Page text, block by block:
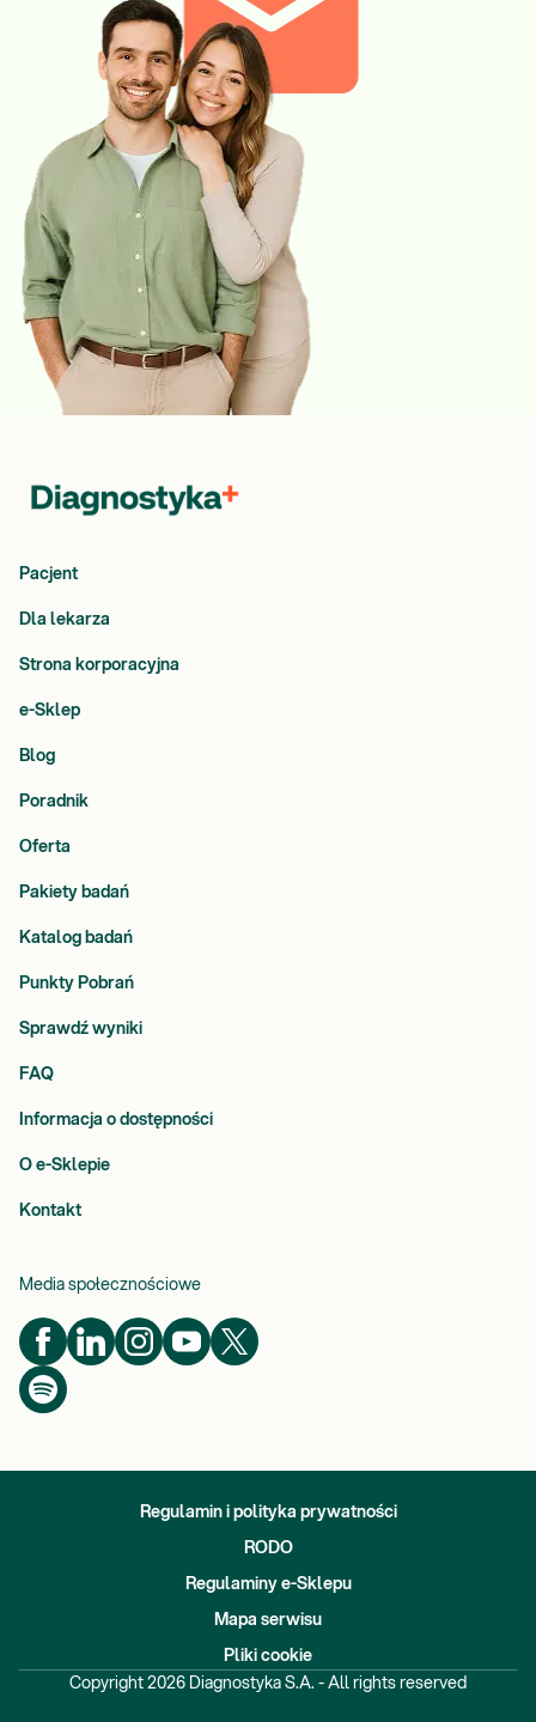
Pacjent
Dla lekarza
Strona korporacyjna
e-Sklep
Blog
Poradnik
Oferta
Pakiety badań
Katalog badań
Punkty Pobrań
Sprawdź wyniki
FAQ
Informacja o dostępności
O e-Sklepie
Kontakt
Media społecznościowe
Regulamin i polityka prywatności
RODO
Regulaminy e-Sklepu
Mapa serwisu
Pliki cookie
Copyright 2026 Diagnostyka S.A. - All rights reserved